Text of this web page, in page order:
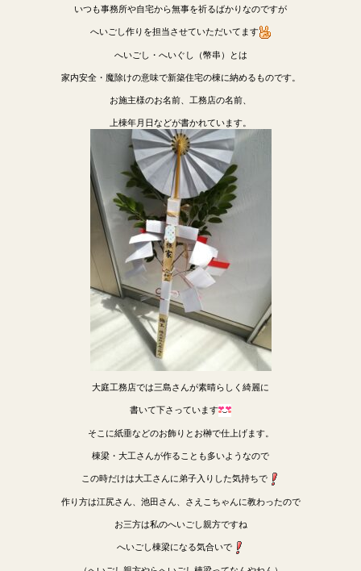
いつも事務所や自宅から無事を祈るばかりなのですが
へいごし作りを担当させていただいてます
へいごし・へいぐし（幣串）とは
家内安全・魔除けの意味で新築住宅の棟に納めるものです。
お施主様のお名前、工務店の名前、
上棟年月日などが書かれています。
大庭工務店では三島さんが素晴らしく綺麗に
書いて下さっています
そこに紙垂などのお飾りとお榊で仕上げます。
棟梁・大工さんが作ることも多いようなので
この時だけは大工さんに弟子入りした気持ちで
作り方は江尻さん、池田さん、さえこちゃんに教わったので
お三方は私のへいごし親方ですね
へいごし棟梁になる気合いで